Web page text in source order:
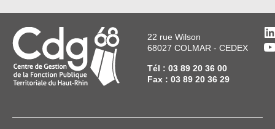
22 rue Wilson
68027 COLMAR - CEDEX
Tél : 03 89 20 36 00
Fax : 03 89 20 36 29